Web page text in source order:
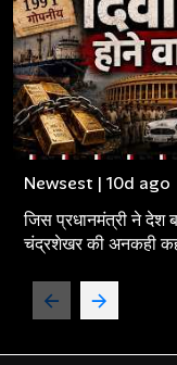
Newsest | 10d ago
जिस प्रधानमंत्री ने देश
चंद्रशेखर की अनकही